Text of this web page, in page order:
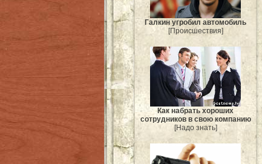
Галкин угробил автомобиль
[Происшествия]
Как набрать хороших
сотрудников в свою компанию
[Надо знать]